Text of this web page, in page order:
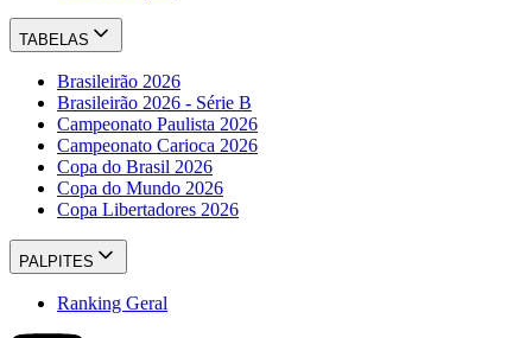
TABELAS
Brasileirão 2026
Brasileirão 2026 - Série B
Campeonato Paulista 2026
Campeonato Carioca 2026
Copa do Brasil 2026
Copa do Mundo 2026
Copa Libertadores 2026
PALPITES
Ranking Geral